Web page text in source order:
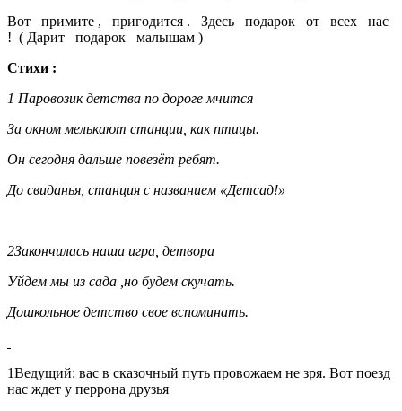
Вот примите , пригодится . Здесь подарок от всех нас
! ( Дарит подарок малышам )
Стихи :
1 Паровозик детства по дороге мчится
За окном мелькают станции, как птицы.
Он сегодня дальше повезёт ребят.
До свиданья, станция с названием «Детсад!»
2Закончилась наша игра, детвора
Уйдем мы из сада ,но будем скучать.
Дошкольное детство свое вспоминать.
1Ведущий: вас в сказочный путь провожаем не зря. Вот поезд
нас ждет у перрона друзья